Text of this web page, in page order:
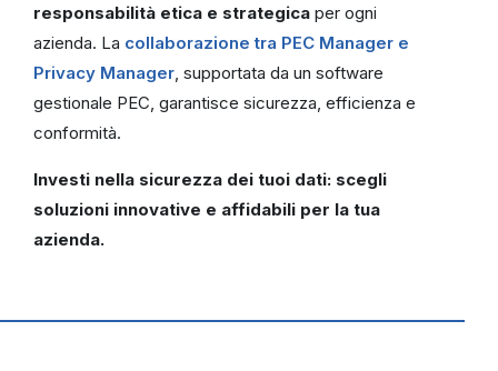
responsabilità etica e strategica per ogni
azienda. La collaborazione tra PEC Manager e
Privacy Manager, supportata da un software
gestionale PEC, garantisce sicurezza, efficienza e
conformità.
Investi nella sicurezza dei tuoi dati: scegli
soluzioni innovative e affidabili per la tua
azienda.